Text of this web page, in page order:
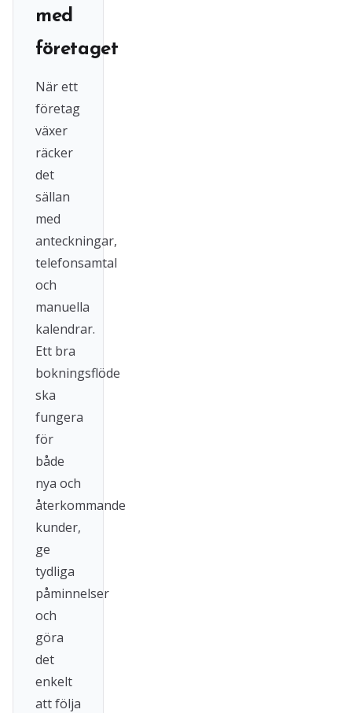
med
företaget
När ett
företag
växer
räcker
det
sällan
med
anteckningar,
telefonsamtal
och
manuella
kalendrar.
Ett bra
bokningsflöde
ska
fungera
för
både
nya och
återkommande
kunder,
ge
tydliga
påminnelser
och
göra
det
enkelt
att följa